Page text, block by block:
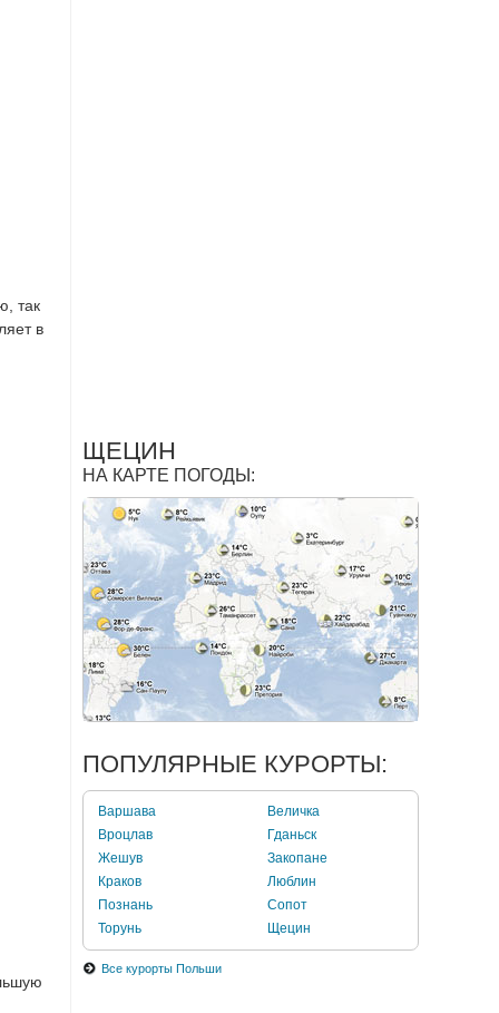
так
в
ЩЕЦИН
НА КАРТЕ ПОГОДЫ:
ПОПУЛЯРНЫЕ КУРОРТЫ:
Варшава
Величка
Вроцлав
Гданьск
Жешув
Закопане
Краков
Люблин
Познань
Сопот
Торунь
Щецин
Все курорты Польши